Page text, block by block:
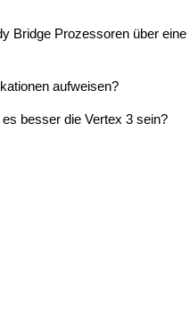
Bridge Prozessoren über
aufweisen?
besser die Vertex 3 sein?